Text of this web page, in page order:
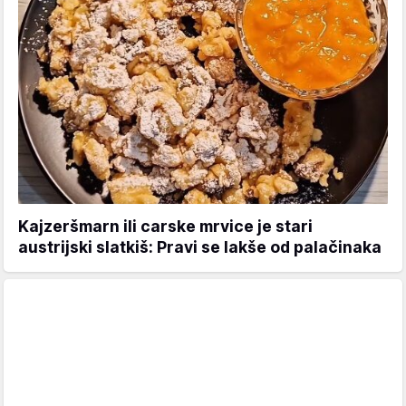
Kajzeršmarn ili carske mrvice je stari
austrijski slatkiš: Pravi se lakše od palačinaka